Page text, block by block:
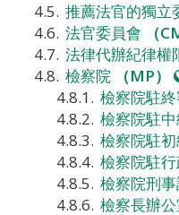
推薦法官的獨立
法官委員會 （
法律代辦紀律權
檢察院
（MP）
檢察院駐
檢察院駐
檢察院駐
檢察院駐
檢察院刑
檢察長辦